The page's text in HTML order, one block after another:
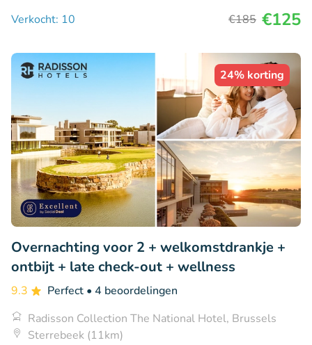
Verkocht: 10
€185 €125
24% korting
Overnachting voor 2 + welkomstdrankje +
ontbijt + late check-out + wellness
9.3 Perfect • 4 beoordelingen
Radisson Collection The National Hotel, Brussels
Sterrebeek (11km)